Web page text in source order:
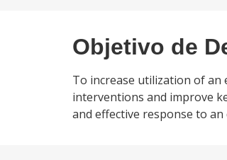
Objetivo de
To increase utilization of an
interventions and improve
and effective response to